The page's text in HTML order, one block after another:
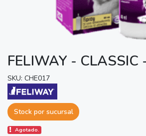
FELIWAY - CLASSIC
SKU: CHE017
Stock por sucursal
Agotado.